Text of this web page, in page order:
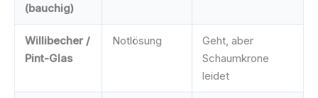
(bauchig)
Willibecher /
Pint-Glas
Notlösung
Geht, aber
Schaumkrone
leidet